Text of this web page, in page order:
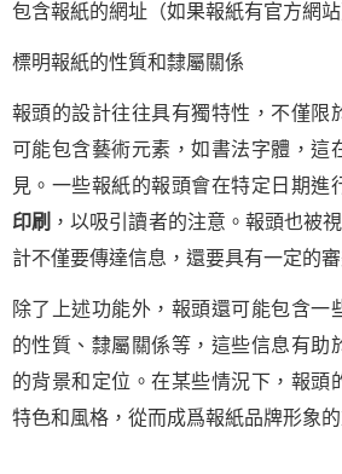
包含報紙的網址（如果報紙有官方網站
標明報紙的性質和隸屬關係
報頭的設計往往具有獨特性，不僅限
可能包含藝術元素，如書法字體，這
見。一些報紙的報頭會在特定日期進
印刷 ，以吸引讀者的注意。報頭也被
計不僅要傳達信息，還要具有一定的
除了上述功能外，報頭還可能包含一
的性質、隸屬關係等，這些信息有助
的背景和定位。在某些情況下，報頭
特色和風格，從而成爲報紙品牌形象